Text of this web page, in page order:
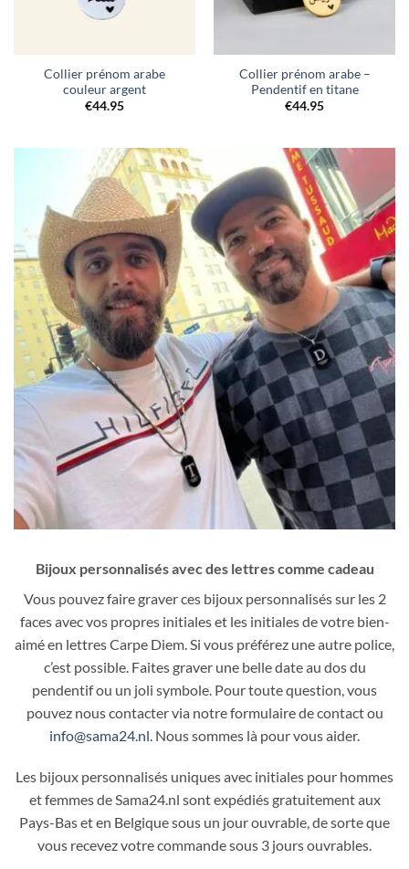
Collier prénom arabe
couleur argent
€44.95
Collier prénom arabe –
Pendentif en titane
€44.95
Bijoux personnalisés avec des lettrescomme cadeau
Vous pouvez faire graver ces bijoux personnalisés sur les 2
faces avec vos propres initiales et les initiales de votre bien-
aimé en lettres Carpe Diem. Si vous préférez une autre police,
c’est possible. Faites graver une belle date au dos du
pendentif ou un joli symbole. Pour toute question, vous
pouvez nous contacter via notre formulaire de contact ou
info@sama24.nl . Nous sommes là pour vous aider.
Les bijoux personnalisés uniques avec initiales pour hommes
et femmes de Sama24.nl sont expédiés gratuitement aux
Pays-Bas et en Belgique sous un jour ouvrable, de sorte que
vous recevez votre commande sous 3 jours ouvrables.